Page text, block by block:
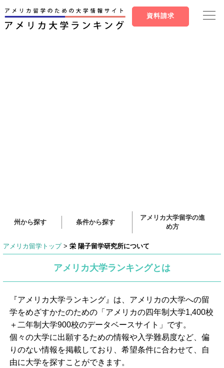
資料請求
州から探す 条件から探す
アメリカ大学留学の進
め方
アメリカ留学トップ > 栄 陽子留学研究所について
アメリカ大学ランキングとは
『アメリカ大学ランキング』は、アメリカの大学への留
学をめざすかたのための「アメリカの四年制大学1,400校
＋二年制大学900校のデータベースサイト」です。
個々の大学に出願するための情報や入学難易度など、偏
りのない情報を掲載しており、希望条件に合わせて、自
由に大学を探すことができます。